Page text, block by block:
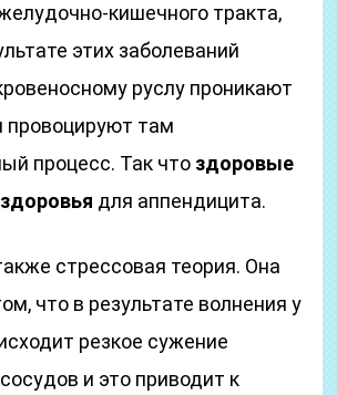
кишечного тракта,
этих заболеваний
руслу проникают
провоцируют там
процесс. Так что здоровые
для аппендицита.
стрессовая теория. Она
что в результате волнения у
резкое сужение
и это приводит к